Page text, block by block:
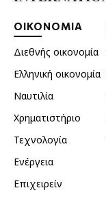
ΟΙΚΟΝΟΜΙΑ
Διεθνής οικονομία
Ελληνική οικονομία
Ναυτιλία
Χρηματιστήριο
Τεχνολογία
Ενέργεια
Επιχειρείν